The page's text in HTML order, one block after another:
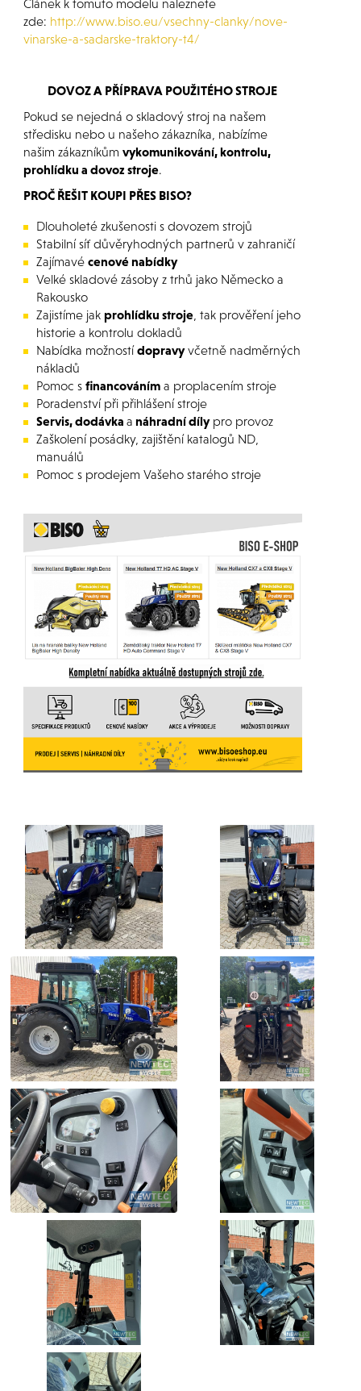
Článek k tomuto modelu naleznete
zde: http://www.biso.eu/vsechny-clanky/nove-
vinarske-a-sadarske-traktory-t4/
DOVOZ A PŘÍPRAVA POUŽITÉHO STROJE
Pokud se nejedná o skladový stroj na našem
středisku nebo u našeho zákazníka, nabízíme
našim zákazníkům vykomunikování, kontrolu,
prohlídku a dovoz stroje.
PROČ ŘEŠIT KOUPI PŘES BISO?
Dlouholeté zkušenosti s dovozem strojů
Stabilní síť důvěryhodných partnerů v zahraničí
Zajímavé cenové nabídky
Velké skladové zásoby z trhů jako Německo a
Rakousko
Zajistíme jak prohlídku stroje, tak prověření jeho
historie a kontrolu dokladů
Nabídka možnostídopravyvčetně nadměrných
nákladů
Pomoc s financováníma proplacením stroje
Poradenství při přihlášení stroje
Servis, dodávka a náhradní dílypro provoz
Zaškolení posádky, zajištění katalogů ND,
manuálů
Pomoc s prodejem Vašeho starého stroje